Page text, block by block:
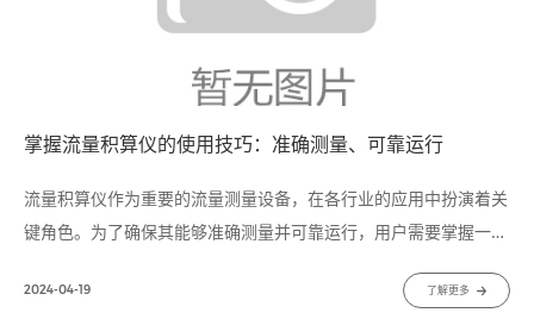
掌握流量积算仪的使用技巧：准确测量、可靠运行
流量积算仪​作为重要的流量测量设备，在各行业的应用中扮演着关
键角色。为了确保其能够准确测量并可靠运行，用户需要掌握一些
量积算仪时，应根据实际需求选择适合的型号。考虑流体性质、流
2024-04-19 了解更多